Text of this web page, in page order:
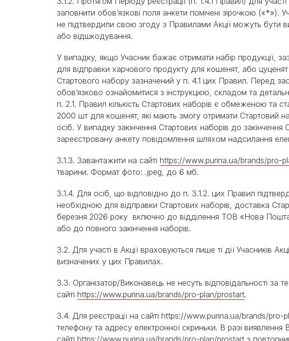
заповнити обов’язкові поля анкети помічені зірочкою
не підтвердили свою згоду з Правилами Акції можуть бути
або відшкодування.
У випадку, якщо Учасник бажає отримати набір продукції,
для відправки харчового продукту для кошенят, або
Стартового набору зазначений у п. 4.1 цих Правил. Перед
обов’язково ознайомитися з інструкцією, складом та
п. 2.1. Правил кількість Стартових наборів є обмеженою та
2000 шт для кошенят, які мають змогу отримати Стартовий
осіб. У випадку закінчення Стартових наборів до
зареєстровану анкету повідомлення шляхом надсилання
3.1.3. Завантажити на сайті https://www.purina.ua/brands/pro-
тварини. Формат фото: .jpeg, до 6 мб.
3.1.4. Для осіб, що відповідно до п. 3.1.2. цих Правил
необхідною для відправки Стартових наборів, доставка
березня 2026 року включно до відділення ТОВ «Нова
або до повного закінчення наборів.
3.2. Для участі в Акції враховуються лише ті дії Учасників
визначених у цих Правилах.
3.3. Організатор/Виконавець не несуть відповідальності за
сайті https://www.purina.ua/brands/pro-plan/prostart.
3.4. Для реєстрації на сайті https://www.purina.ua/brands/pro-
телефону та адресу електронної скриньки. В разі виявлення
сайті https://www.purina.ua/brands/pro-plan/prostart з